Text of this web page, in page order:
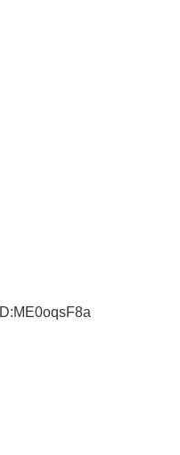
ID:ME0oqsF8a